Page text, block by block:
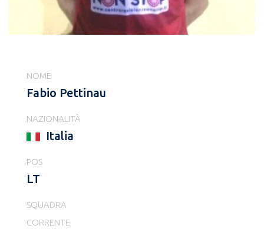
NOME
Fabio Pettinau
NAZIONALITÀ
Italia
POS
LT
SQUADRA
CORRENTE